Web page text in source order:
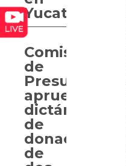
Yucatán
Comisión
de
Presupuesto
aprueba
dictámenes
de
donación
de